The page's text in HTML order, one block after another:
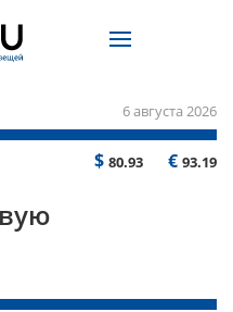
6 августа 2026
$ 80.93 € 93.19